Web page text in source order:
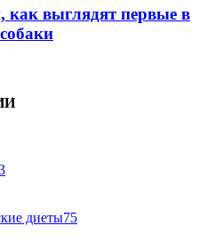
выглядят первые в
диеты75